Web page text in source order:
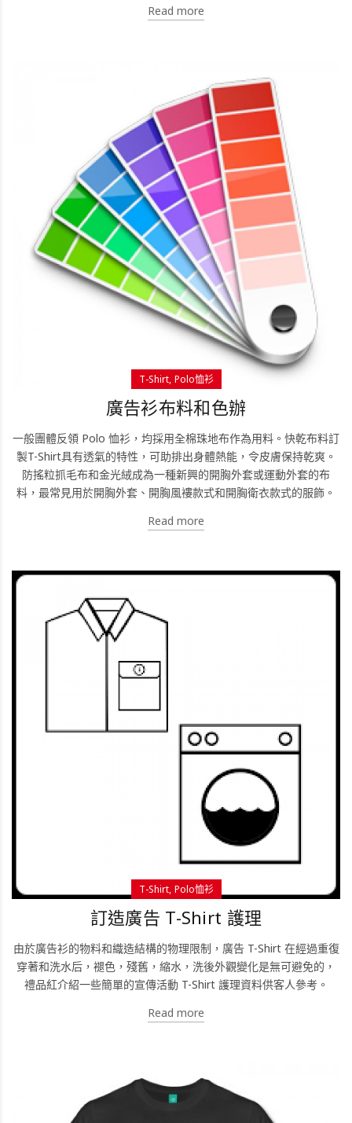
Read more
T-Shirt Polo恤衫
廣告衫布料和色辦
一般團體反領 Polo 恤衫，均採用全棉珠地布作為用料。快乾布料訂
製T-Shirt具有透氣的特性，可助排出身體熱能，令皮膚保持乾爽。
防搖粒抓毛布和金光絨成為一種新興的開胸外套或運動外套的布
料，最常見用於開胸外套、開胸風褸款式和開胸衛衣款式的服飾。
Read more
T-Shirt Polo恤衫
訂造廣告 T-Shirt 護理
由於廣告衫的物料和織造結構的物理限制，廣告 T-Shirt 在經過重復
穿著和洗水后，褪色，殘舊，縮水，洗後外觀變化是無可避免的，
禮品紅介紹一些簡單的宣傳活動 T-Shirt 護理資料供客人參考。
Read more